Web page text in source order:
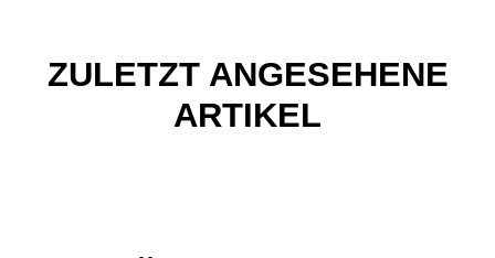
ZULETZT ANGESEHENE
ARTIKEL